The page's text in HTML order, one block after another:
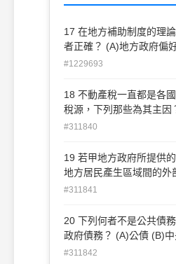
17 在地方補助制度的理論中，下列敘述何
者正確？ (A)地方政府偏好非配合式補助
(B)上級政府偏好非配合式補助 (C)
加幅度大於採不附條件式補
配合式補助會影響地方公
#1229693
18 不動產稅一直都是各
稅源，下列那些為其主因
②符合利益原則 ③符合量
#311840
19 若甲地方政府所提供
地方居民產生區域間的外
進效率，中央政府得： (A)依乙地方民眾享
給甲地方 (B)依乙地方民眾享有該公共財的
邊際利益之大小，提供補助
#311841
20 下列何者不是公共債
政府債務？ (A)公債 (B)中央銀行發行之國
庫券 (C)國外借款 (D)國
#311842